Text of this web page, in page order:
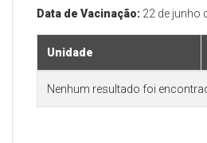
Data de Vacinação: 22 de junho
Unidade
Nenhum resultado foi